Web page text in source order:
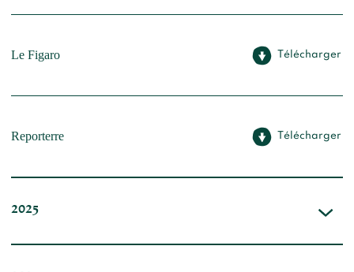
Le Figaro Télécharger
Reporterre Télécharger
2025